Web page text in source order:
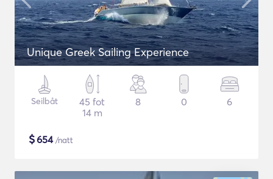
Unique Greek Sailing Experience
Seilbåt
45 fot
14 m
8 0 6
$654/natt